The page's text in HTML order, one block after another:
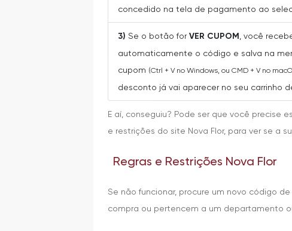
concedido na tela de pagamento ao
3) Se o botão forVER CUPOM, você
automaticamente o código e salva na
cupom (Ctrl + V no Windows, ou CMD + V no
desconto já vai aparecer no seu carrinho
E aí, conseguiu? Pode ser que você precise
e restrições do site Nova Flor, para ver se a
Regras e Restrições Nova Flor
Se não funcionar, procure um novo código
compra ou pertencem a um departamento